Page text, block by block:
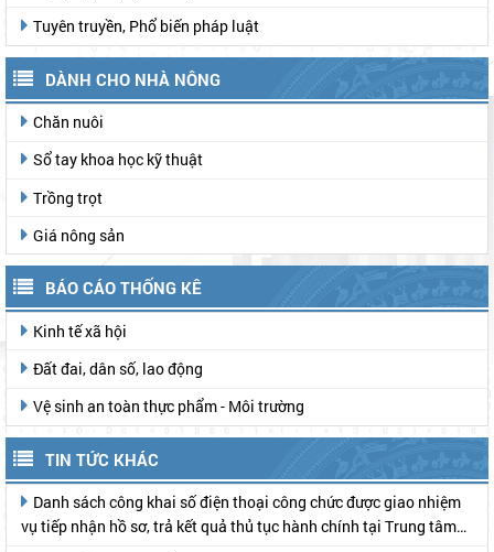
Tuyên truyền, Phổ biến pháp luật
DÀNH CHO NHÀ NÔNG
Chăn nuôi
Sổ tay khoa học kỹ thuật
Trồng trọt
Giá nông sản
BÁO CÁO THỐNG KÊ
Kinh tế xã hội
Đất đai, dân số, lao động
Vệ sinh an toàn thực phẩm - Môi trường
TIN TỨC KHÁC
vụ tiếp nhận hồ sơ, trả kết quả thủ tục hành chính tại Trung tâm